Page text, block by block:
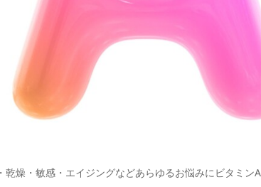
乾燥・敏感・エイジングなどあらゆるお悩みにビタミ